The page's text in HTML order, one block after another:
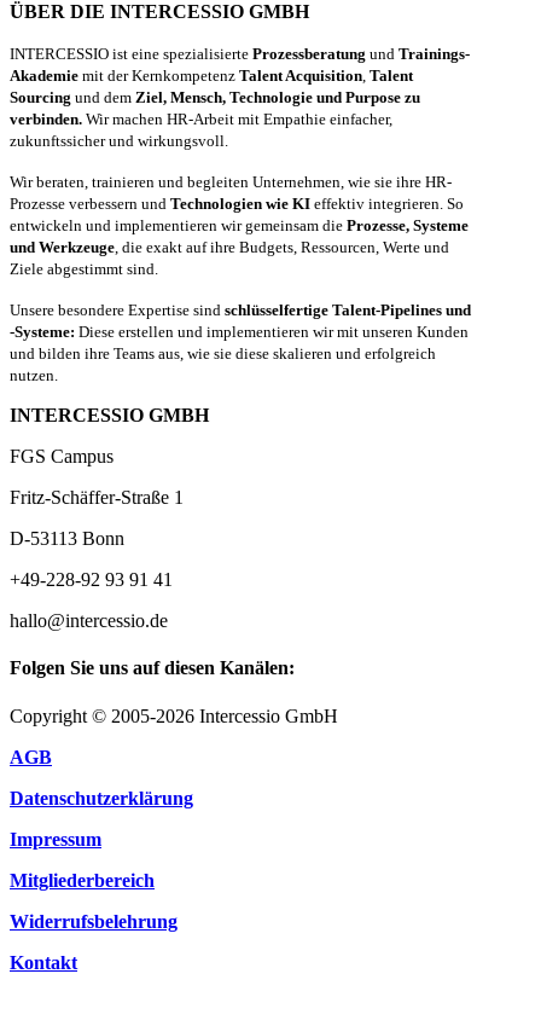
ÜBER DIE INTERCESSIO GMBH
INTERCESSIO ist eine spezialisierte Prozessberatung und Trainings-
Akademie mit der Kernkompetenz Talent Acquisition, Talent
Sourcing und dem Ziel, Mensch, Technologie und Purpose zu
verbinden. Wir machen HR-Arbeit mit Empathie einfacher,
zukunftssicher und wirkungsvoll.
Wir beraten, trainieren und begleiten Unternehmen, wie sie ihre HR-
Prozesse verbessern und Technologien wie KI effektiv integrieren. So
entwickeln und implementieren wir gemeinsam die Prozesse, Systeme
und Werkzeuge, die exakt auf ihre Budgets, Ressourcen, Werte und
Ziele abgestimmt sind.
Unsere besondere Expertise sind schlüsselfertige Talent-Pipelines und
-Systeme: Diese erstellen und implementieren wir mit unseren Kunden
und bilden ihre Teams aus, wie sie diese skalieren und erfolgreich
nutzen.
INTERCESSIO GMBH
FGS Campus
Fritz-Schäffer-Straße 1
D-53113 Bonn
+49-228-92 93 91 41
hallo@intercessio.de
Folgen Sie uns auf diesen Kanälen:
Copyright © 2005-2026 Intercessio GmbH
AGB
Datenschutzerklärung
Impressum
Mitgliederbereich
Widerrufsbelehrung
Kontakt